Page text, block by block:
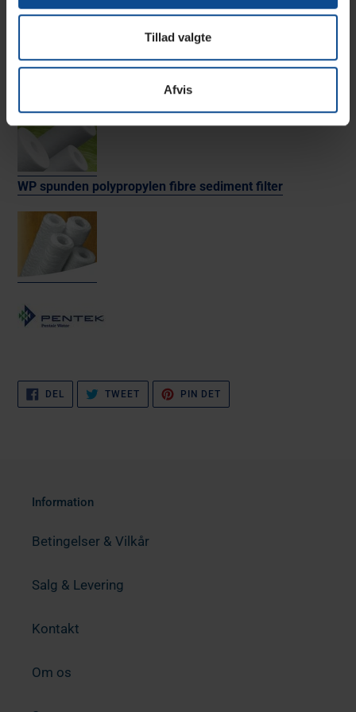
Tillad valgte
Afvis
4 1/2 x 10 filterhus til kul di og sediment filter
Sediment Forfilter 5 micron
WP spunden polypropylen fibre sediment filter
DEL
FACEBOOK
TWEETTWEET
TWITTER
PIN DET
PINTEREST
Information
Betingelser & Vilkår
Salg & Levering
Kontakt
Om os